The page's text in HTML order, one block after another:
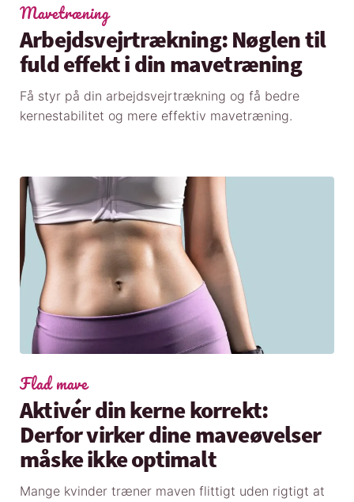
Mavetræning
Arbejdsvejrtrækning: Nøglen til
fuld effekt i din mavetræning
Få styr på din arbejdsvejrtrækning og få bedre
kernestabilitet og mere effektiv mavetræning.
Flad mave
Aktivér din kerne korrekt:
Derfor virker dine maveøvelser
måske ikke optimalt
Mange kvinder træner maven flittigt uden rigtigt at